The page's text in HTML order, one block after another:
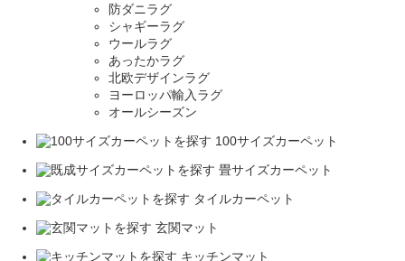
防ダニラグ
シャギーラグ
ウールラグ
あったかラグ
北欧デザインラグ
ヨーロッパ輸入ラグ
オールシーズン
100サイズカーペット
畳サイズカーペット
タイルカーペット
玄関マット
キッチンマット